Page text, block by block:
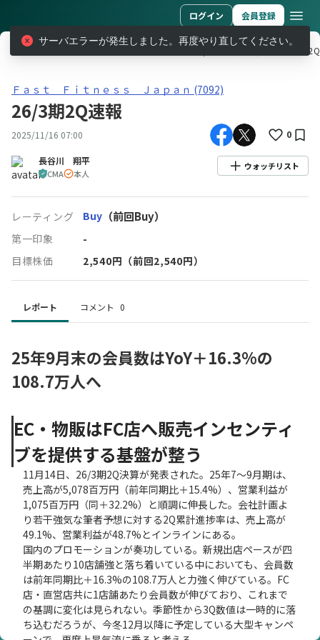
ログイン 会員登録
レポート 26/3期
Ｆａｓｔ Ｆｉｔｎｅｓｓ Ｊａｐａｎ(7092)26/3期2Q速報
Ｆａｓｔ Ｆｉｔｎｅｓｓ Ｊａｐａｎ (7092)
26/3期2Q速報
2025/11/16 07:00 0
長谷川 翔平
CMA 本人
ウォッチリスト
レーティング Buy （前回Buy）
第一印象 -
目標株価 2,540円 （前回2,540円）
レポート コメント 0
25年9月末の会員数はYoY＋16.3%の
108.7万人へ
EC・物販はFC店へ販売インセンティ
ブを提供する基盤が整う
11月14日、26/3期2Q決算が発表された。25年7～9月期は、
売上高が5,078百万円（前年同期比＋15.4%）、営業利益が
1,075百万円（同＋32.2%）と順調に伸長した。会社計画よ
り若干強気な筆者予想に対する2Q累計進捗率は、売上高が
49.1%、営業利益が48.7%とインラインにある。
国内のプロモーションが奏功している。新規出店ペースが四
半期あたり10店舗強と落ち着いている中においても、会員数
は前年同期比＋16.3%の108.7万人と力強く伸びている。FC
店・直営店共に1店舗あたり会員数が伸びており、これまで
の基調に変化は見られない。季節性から3Q数値は一時的に落
ち込むだろうが、今冬12月以降に予定している大型キャンペ
サーバエラーが発生しました。再度やり直してください。